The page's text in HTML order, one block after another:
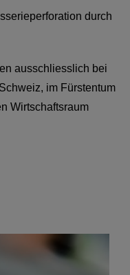
durch
ausschliesslich bei
im Fürstentum
Wirtschaftsraum